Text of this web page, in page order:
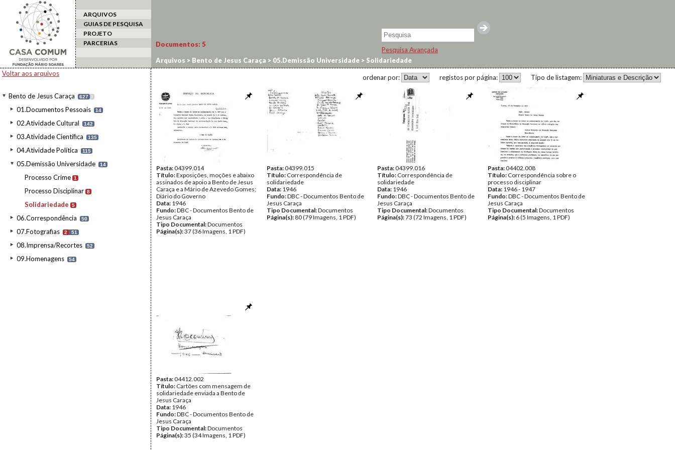
ARQUIVOS
GUIAS DE PESQUISA
PROJETO
PARCERIAS
Pesquisa Avançada
Voltar aos arquivos
Bento de Jesus Caraça 627 I
01.Documentos Pessoais 14
02.Atividade Cultural 142
03.Atividade Científica 135
04.Atividade Política 115
05.Demissão Universidade 14
Processo Crime 1
Processo Disciplinar 8
Solidariedade 5
06.Correspondência 50
07.Fotografias 2 51
08.Imprensa/Recortes 52
09.Homenagens 54
Documentos: 5
Arquivos > Bento de Jesus Caraça > 05.Demissão Universidade > Solidariedade
Tipo de listagem:
registos por página:
ordenar por:
Pasta:04399.014
Título:Exposições, moções e abaixo
assinados de apoio a Bento de Jesus
Caraça e a Mário de Azevedo Gomes;
Diário do Governo
Data: 1946
Fundo:DBC - Documentos Bento de
Jesus Caraça
Tipo Documental:Documentos
Página(s):37 (36 Imagens, 1 PDF)
Pasta:04399.015
Título: Correspondência de
solidariedade
Data: 1946
Fundo:DBC - Documentos Bento de
Jesus Caraça
Tipo Documental:Documentos
Página(s): 80 (79 Imagens, 1 PDF)
Pasta:04399.016
Título: Correspondência de
solidariedade
Data: 1946
Fundo:DBC - Documentos Bento de
Jesus Caraça
Tipo Documental:Documentos
Página(s):73 (72 Imagens, 1 PDF)
Pasta:04402.008
Título: Correspondência sobre o
processo disciplinar
Data: 1946 - 1947
Fundo:DBC - Documentos Bento de
Jesus Caraça
Tipo Documental:Documentos
Página(s): 6 (5 Imagens, 1 PDF)
Pasta:04412.002
Título: Cartões com mensagem de
solidariedade enviada a Bento de
Jesus Caraça
Data: 1946
Fundo:DBC - Documentos Bento de
Jesus Caraça
Tipo Documental:Documentos
Página(s):35 (34 Imagens, 1 PDF)